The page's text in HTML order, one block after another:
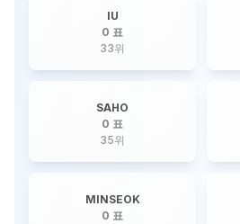
IU
0 표
33위
SAHO
0 표
35위
MINSEOK
0 표